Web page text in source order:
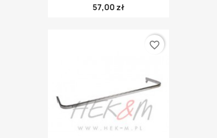
57,00 zł
favorite_border